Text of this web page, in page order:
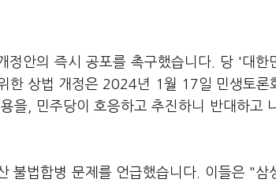
안의 즉시 공포를 촉구했습니다. 당 '대한
한 상법 개정은 2024년 1월 17일 민생토론
을, 민주당이 호응하고 추진하니 반대하고
불법합병 문제를 언급했습니다. 이들은 "삼